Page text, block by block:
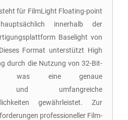
für FilmLight Floating-point
innerhalb der
Baselight von
Format unterstützt High
durch die Nutzung von 32-Bit-
was eine genaue
und umfangreiche
gewährleistet. Zur
professioneller Film-